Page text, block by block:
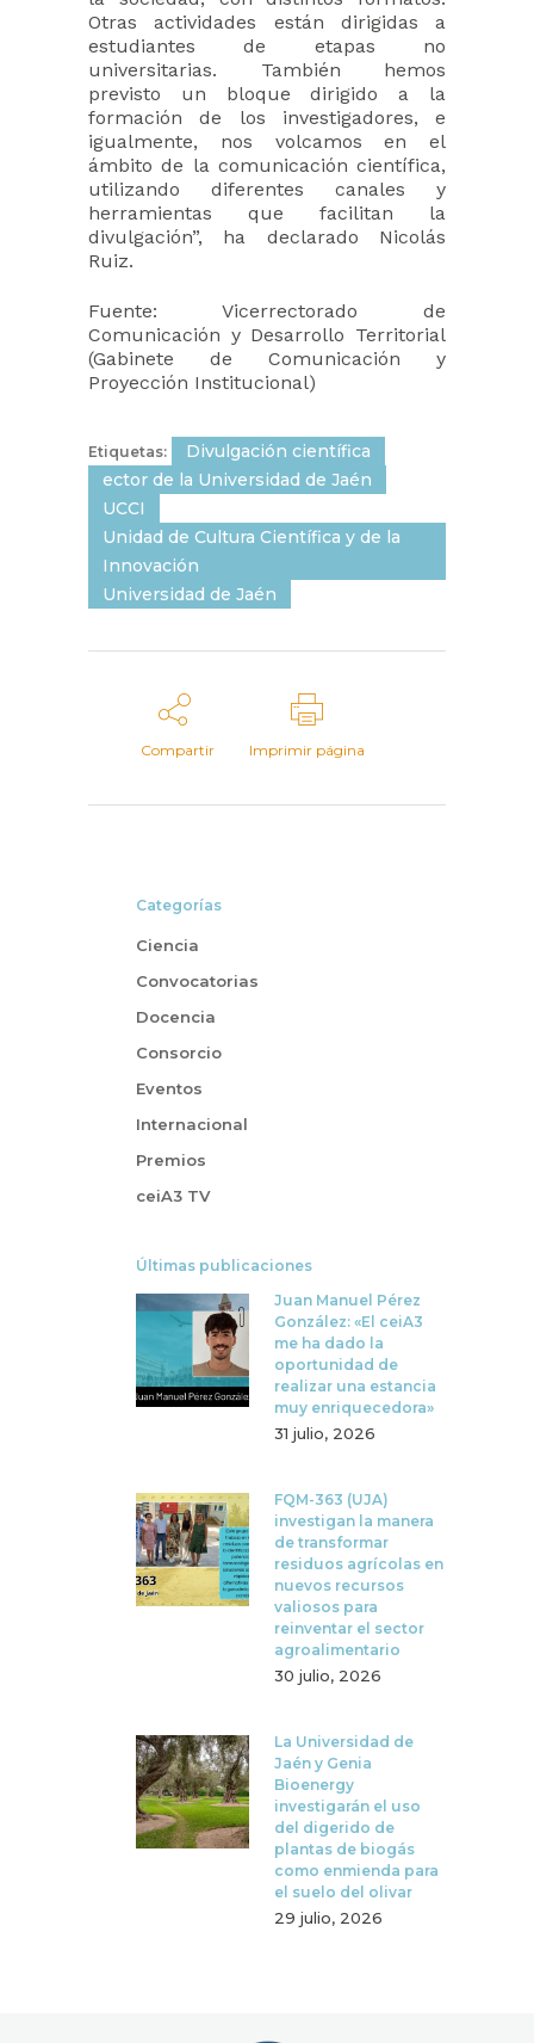
Otras actividades están dirigidas a
estudiantes de etapas no
universitarias. También hemos
previsto un bloque dirigido a la
formación de los investigadores, e
igualmente, nos volcamos en el
ámbito de la comunicación científica,
utilizando diferentes canales y
herramientas que facilitan la
divulgación”, ha declarado Nicolás
Ruiz.
Fuente: Vicerrectorado de
Comunicación y Desarrollo Territorial
(Gabinete de Comunicación y
Proyección Institucional)
Etiquetas:
Divulgación científica
ector de la Universidad de Jaén
UCCI
Unidad de Cultura Científica y de la
Innovación
Universidad de Jaén
Compartir Imprimir página
Categorías
Ciencia
Convocatorias
Docencia
Consorcio
Eventos
Internacional
Premios
ceiA3 TV
Últimas publicaciones
Juan Manuel Pérez
González: «El ceiA3
me ha dado la
oportunidad de
realizar una estancia
muy enriquecedora»
31 julio, 2026
FQM-363 (UJA)
investigan la manera
de transformar
residuos agrícolas en
nuevos recursos
valiosos para
reinventar el sector
agroalimentario
30 julio, 2026
La Universidad de
Jaén y Genia
Bioenergy
investigarán el uso
del digerido de
plantas de biogás
como enmienda para
el suelo del olivar
29 julio, 2026